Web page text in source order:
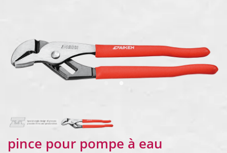
pince pour pompe à eau